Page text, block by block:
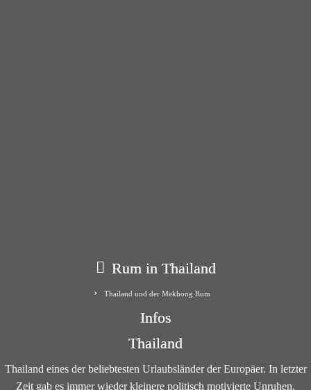
Rum in Thailand
Thailand und der Mekhong Rum
Infos
Thailand
Thailand eines der beliebtesten Urlaubsländer der Europäer. In letzter
Zeit gab es immer wieder kleinere politisch motivierte Unruhen.